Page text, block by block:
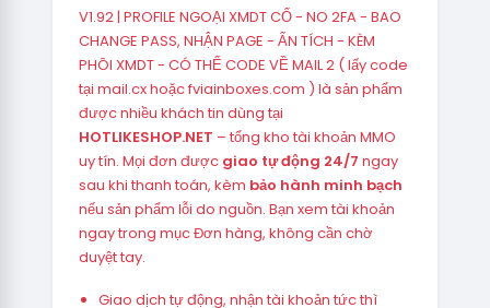
V1.92 | PROFILE NGOẠI XMDT CỔ - NO 2FA - BAO
CHANGE PASS, NHẬN PAGE - ẨN TÍCH - KÈM
PHÔI XMDT - CÓ THỂ CODE VỀ MAIL 2 ( lấy code
tại mail.cx hoặc fviainboxes.com ) là sản phẩm
được nhiều khách tin dùng tại
HOTLIKESHOP.NET – tổng kho tài khoản MMO
uy tín. Mọi đơn được giao tự động 24/7 ngay
sau khi thanh toán, kèm bảo hành minh bạch
nếu sản phẩm lỗi do nguồn. Bạn xem tài khoản
ngay trong mục Đơn hàng, không cần chờ
duyệt tay.
Giao dịch tự động, nhận tài khoản tức thì